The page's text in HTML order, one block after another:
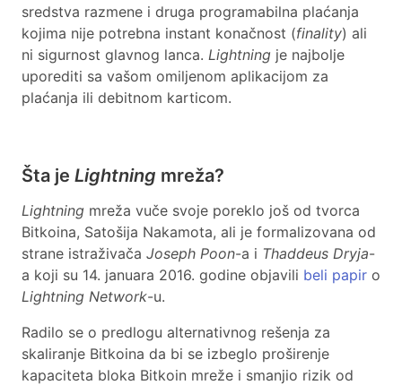
sredstva razmene i druga programabilna plaćanja
kojima nije potrebna instant konačnost (finality) ali
ni sigurnost glavnog lanca. Lightning je najbolje
uporediti sa vašom omiljenom aplikacijom za
plaćanja ili debitnom karticom.
Šta je Lightning mreža?
Lightning mreža vuče svoje poreklo još od tvorca
Bitkoina, Satošija Nakamota, ali je formalizovana od
strane istraživača Joseph Poon-a i Thaddeus Dryja-
a koji su 14. januara 2016. godine objavili beli papir o
Lightning Network-u.
Radilo se o predlogu alternativnog rešenja za
skaliranje Bitkoina da bi se izbeglo proširenje
kapaciteta bloka Bitkoin mreže i smanjio rizik od